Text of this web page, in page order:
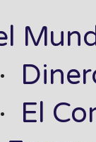
·
· El